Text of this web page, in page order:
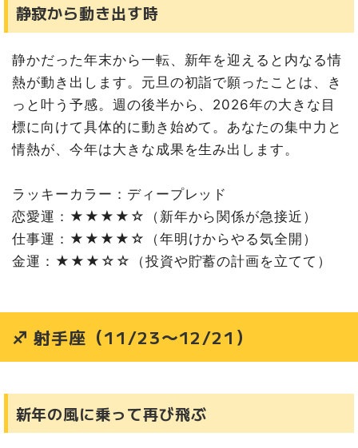
静寂から動き出す時
静かだった年末から一転、新年を迎えると内なる情
熱が動き出します。元旦の初詣で願ったことは、き
っと叶う予感。週の後半から、2026年の大きな目
標に向けて具体的に動き始めて。あなたの集中力と
情熱が、今年は大きな成果を生み出します。
ラッキーカラー：ディープレッド
恋愛運：★★★★☆（新年から関係が急接近）
仕事運：★★★★☆（年明けからやる気全開）
金運：★★★☆☆（投資や貯蓄の計画を立てて）
♐ 射手座（11/23〜12/21）
新年の風に乗って再び飛ぶ